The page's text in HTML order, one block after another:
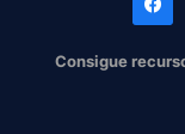
Consigue